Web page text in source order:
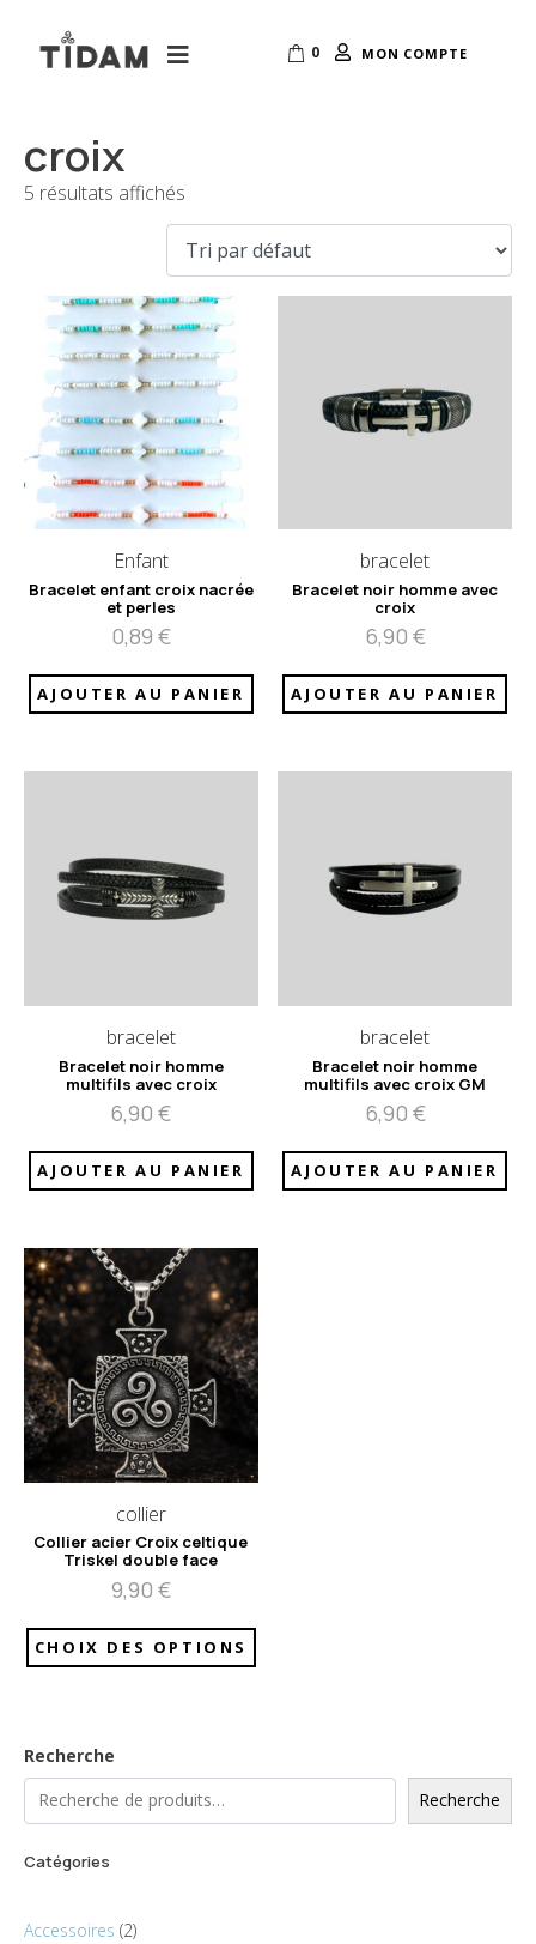
0 MON COMPTE
croix
5 résultats affichés
Enfant
Bracelet enfant croix nacrée
et perles
0,89 €
AJOUTER AU PANIER
bracelet
Bracelet noir homme avec
croix
6,90 €
AJOUTER AU PANIER
bracelet
Bracelet noir homme
multifils avec croix
6,90€
AJOUTER AU PANIER
bracelet
Bracelet noir homme
multifils avec croix GM
6,90 €
AJOUTER AU PANIER
collier
Collier acier Croix celtique
Triskel double face
9,90 €
CHOIX DES OPTIONS
Recherche
Recherche
Catégories
Accessoires 2